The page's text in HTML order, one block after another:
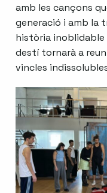
amb les cançons
generació i amb la
història inoblidable
destí tornarà a
vincles